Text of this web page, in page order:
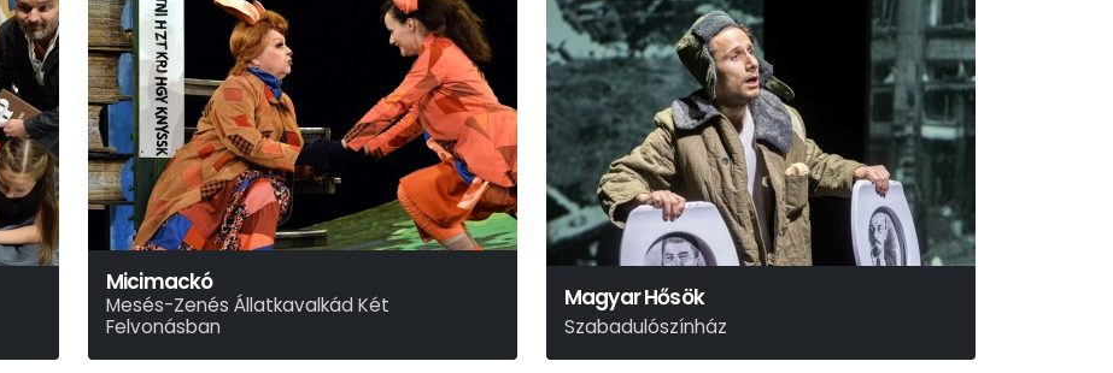
Micimackó
Mesés-Zenés Állatkavalkád Két
Felvonásban
Alan Alexander Milne
Magyar Hősök
Szabadulószínház
Szabó Borbála